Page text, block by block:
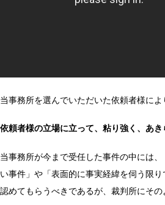
当事務所を選んでいただいた依頼者様に
依頼者様の立場に立って、粘り強く、あき
当事務所が今まで受任した事件の中には
い事件」や「表面的に事実経緯を伺う限
認めてもらうべきであるが、裁判所にそ